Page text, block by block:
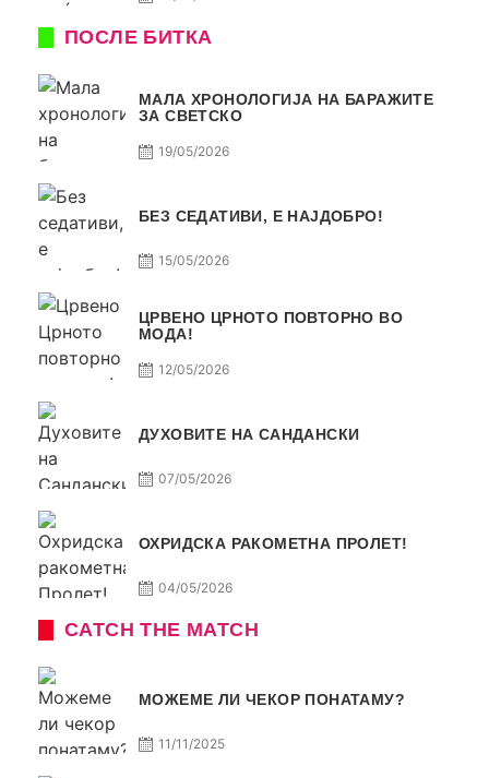
ПОСЛЕ БИТКА
МАЛА ХРОНОЛОГИЈА НА БАРАЖИТЕ
ЗА СВЕТСКО
19/05/2026
БЕЗ СЕДАТИВИ, Е НАЈДОБРО!
15/05/2026
ЦРВЕНО ЦРНОТО ПОВТОРНО ВО
МОДА!
12/05/2026
ДУХОВИТЕ НА САНДАНСКИ
07/05/2026
ОХРИДСКА РАКОМЕТНА ПРОЛЕТ!
04/05/2026
CATCH THE MATCH
МОЖЕМЕ ЛИ ЧЕКОР ПОНАТАМУ?
11/11/2025